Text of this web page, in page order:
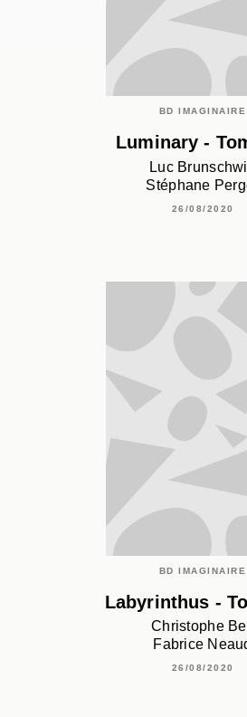
BD IMAGINAIRE
Luminary -
Luc
Stéphane
26/08/2020
BD IMAGINAIRE
Labyrinthus -
Christophe
Fabrice
26/08/2020